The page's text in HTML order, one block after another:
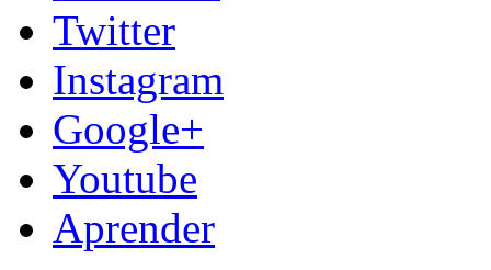
Twitter
Instagram
Google+
Youtube
Aprender